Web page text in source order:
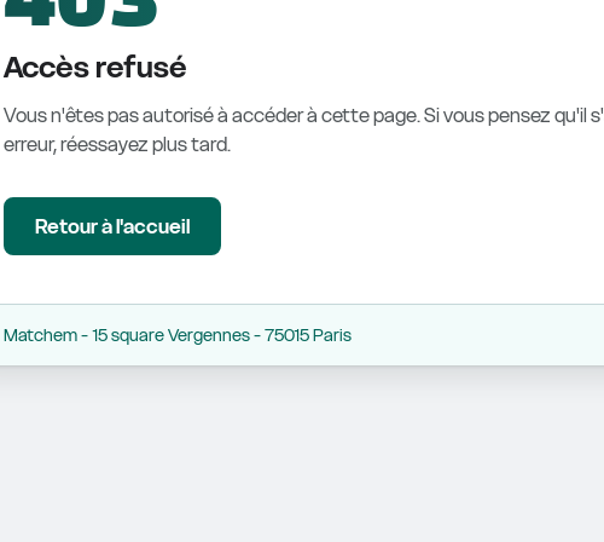
Accès refusé
Vous n'êtes pas autorisé à accéder à cette page. Si vous pensez qu'il
erreur, réessayez plus tard.
Retour à l'accueil
Matchem - 15 square Vergennes - 75015 Paris